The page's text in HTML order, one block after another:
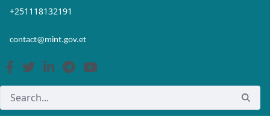
Skip to Main Content
Open Accessibility Menu
+251118132191
contact@mint.gov.et